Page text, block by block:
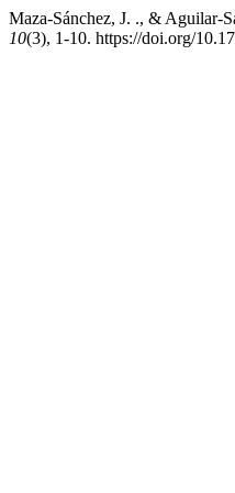
Maza-Sánchez, J. ., & Aguilar-
10(3), 1-10. https://doi.org/